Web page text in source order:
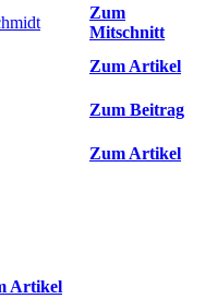
Zum
Mitschnitt
Zum Artikel
Zum Beitrag
Zum Artikel
Artikel